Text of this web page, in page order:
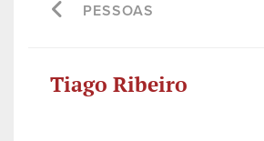
PESSOAS
Tiago Ribeiro